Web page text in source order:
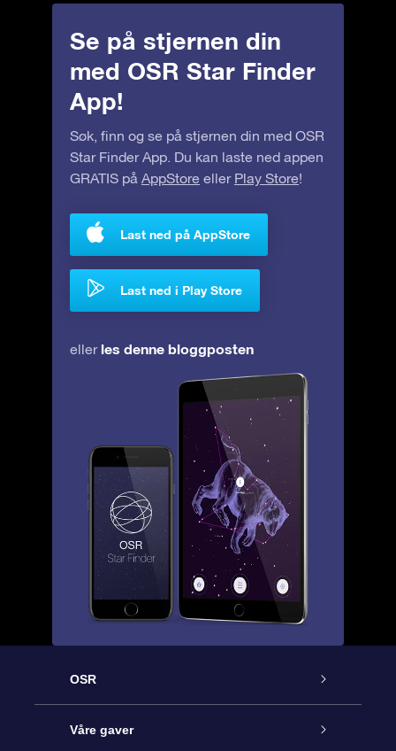
Se på stjernen din
med OSR Star Finder
App!
Søk, finn og se på stjernen din med OSR
Star Finder App. Du kan laste ned appen
GRATIS på AppStore eller Play Store!
Last ned på AppStore
Last ned i Play Store
eller les denne bloggposten
OSR
Kundeservice
Våre gaver